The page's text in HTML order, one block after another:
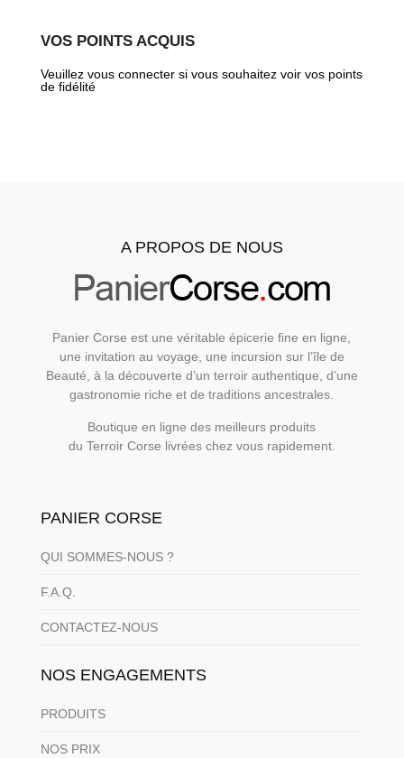
VOS POINTS ACQUIS
Veuillez vous connecter si vous souhaitez voir vos points
de fidélité
A PROPOS DE NOUS
Panier Corse est une véritable épicerie fine en ligne,
une invitation au voyage, une incursion sur l’île de
Beauté, à la découverte d’un terroir authentique, d’une
gastronomie riche et de traditions ancestrales.
Boutique en ligne des meilleurs produits
du Terroir Corse livrées chez vous rapidement.
PANIER CORSE
QUI SOMMES-NOUS ?
F.A.Q.
CONTACTEZ-NOUS
NOS ENGAGEMENTS
PRODUITS
NOS PRIX